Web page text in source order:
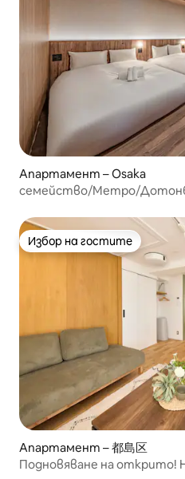
Апартамент – Osaka
семейство/Метро/
Избор на гостите
Избор на гостите
Апартамент – 都島区
Подновяване на открито!